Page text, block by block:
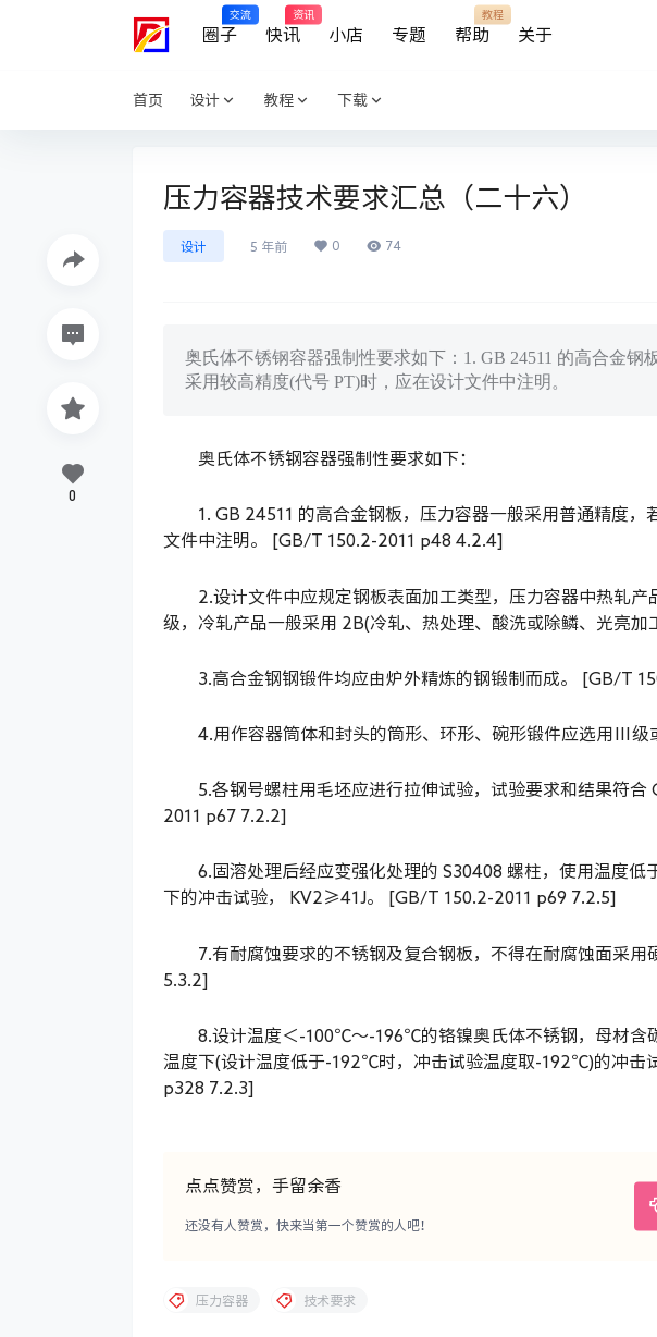
圈子
交流
快讯
资讯
小店 专题 帮助
教程
关于
首页 设计 教程 下载
压力容器技术要求汇总（二十六）
设计 5 年前 0 74
奥氏体不锈钢容器强制性要求如下：1. GB 24511 的高合金钢
采用较高精度(代号 PT)时，应在设计文件中注明。
奥氏体不锈钢容器强制性要求如下：
1. GB 24511 的高合金钢板，压力容器一般采用普通精度
文件中注明。 [GB/T 150.2-2011 p48 4.2.4]
2.设计文件中应规定钢板表面加工类型，压力容器中热轧
级，冷轧产品一般采用 2B(冷轧、热处理、酸洗或除鳞、光亮
3.高合金钢钢锻件均应由炉外精炼的钢锻制而成。 [GB/T
4.用作容器筒体和封头的筒形、环形、碗形锻件应选用Ⅲ
5.各钢号螺柱用毛坯应进行拉伸试验，试验要求和结果符
2011 p67 7.2.2]
6.固溶处理后经应变强化处理的 S30408 螺柱，使用温度
下的冲击试验， KV2≥41J。 [GB/T 150.2-2011 p69 7.2.5]
7.有耐腐蚀要求的不锈钢及复合钢板，不得在耐腐蚀面采
5.3.2]
8.设计温度＜-100℃～-196℃的铬镍奥氏体不锈钢，母材含
温度下(设计温度低于-192℃时，冲击试验温度取-192℃)的冲击
p328 7.2.3]
点点赞赏，手留余香
还没有人赞赏，快来当第一个赞赏的人吧！
0
压力容器 技术要求